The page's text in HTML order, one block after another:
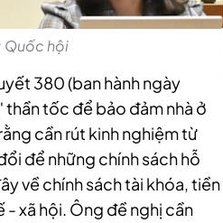
Quốc hội
380 (ban hành ngày
thần tốc để bảo đảm nhà ở
cần rút kinh nghiệm từ
để những chính sách hỗ
về chính sách tài khóa, tiền
xã hội. Ông đề nghị cần